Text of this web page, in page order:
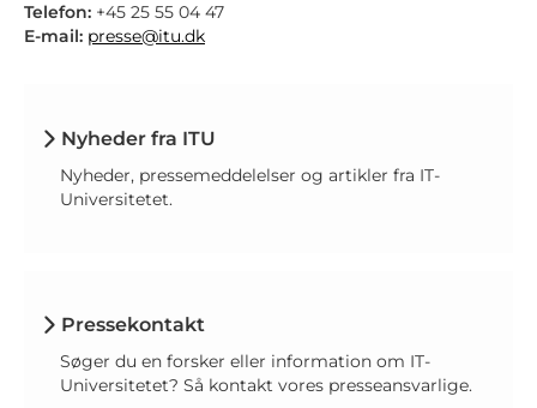
Telefon: +45 25 55 04 47
E-mail: presse@itu.dk
Nyheder fra ITU
Nyheder, pressemeddelelser og artikler fra IT-
Universitetet.
Pressekontakt
Søger du en forsker eller information om IT-
Universitetet? Så kontakt vores presseansvarlige.